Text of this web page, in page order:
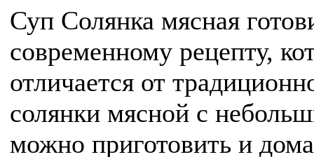
Суп Солянка мясная
современному рецепту,
отличается от
солянки мясной с
можно приготовить и